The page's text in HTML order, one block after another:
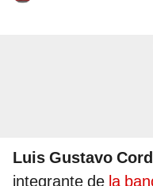
Luis Gustavo
integrante de la